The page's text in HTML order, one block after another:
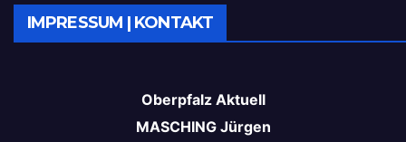
IMPRESSUM | KONTAKT
Oberpfalz Aktuell
MASCHING Jürgen